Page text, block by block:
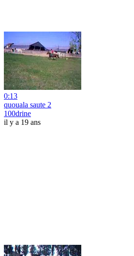
0:13
quouala saute 2
100drine
il y a 19 ans